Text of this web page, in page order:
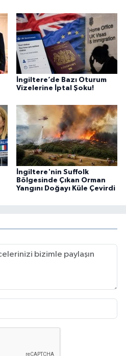
İngiltere’de Bazı Oturum
Vizelerine İptal Şoku!
İngiltere'nin Suffolk
Bölgesinde Çıkan Orman
Yangını Doğayı Küle Çevirdi